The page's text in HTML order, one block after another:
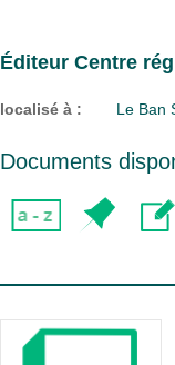
Éditeur Centre
localisé à : Le Ban
Documents